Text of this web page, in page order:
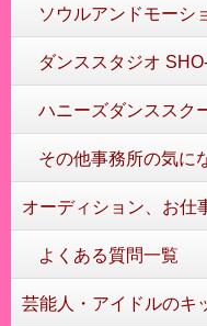
ソウルアンドモーシ
ダンススタジオ
ハニーズダンススク
その他事務所の気に
オーディション、お仕
よくある質問一覧
芸能人・アイドルのキ